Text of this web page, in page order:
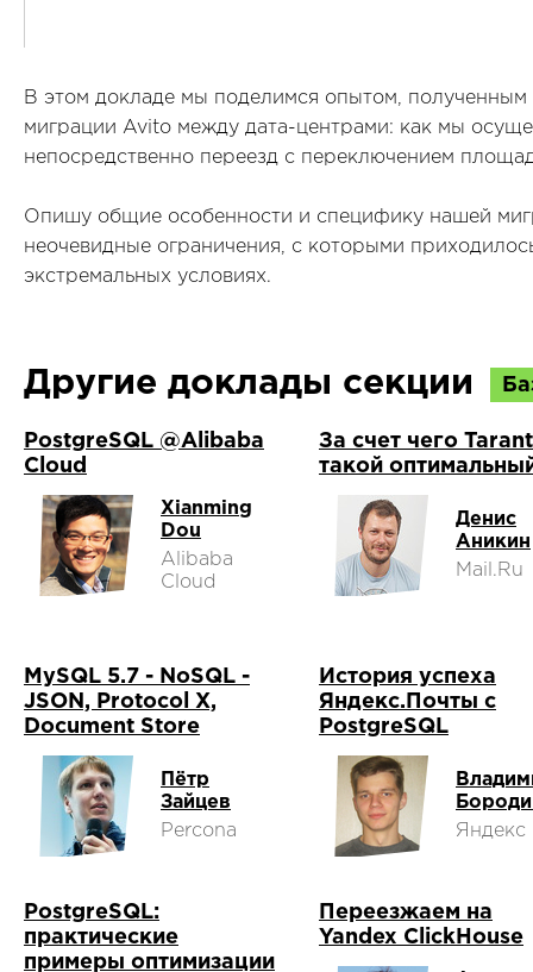
В этом докладе мы поделимся опытом, полученным
миграции Avito между дата-центрами: как мы
непосредственно переезд с переключением
Опишу общие особенности и специфику нашей
неочевидные ограничения, с которыми
экстремальных условиях.
Другие доклады секции
PostgreSQL @Alibaba
Cloud
Xianming
Dou
Alibaba
Cloud
За счет чего
такой
Денис
Аникин
Mail.Ru
MySQL 5.7 - NoSQL -
JSON, Protocol X,
Document Store
Пётр
Зайцев
Percona
История успеха
Яндекс.Почты с
PostgreSQL
Яндекс
PostgreSQL:
практические
примеры оптимизации
Переезжаем на
Yandex ClickHouse